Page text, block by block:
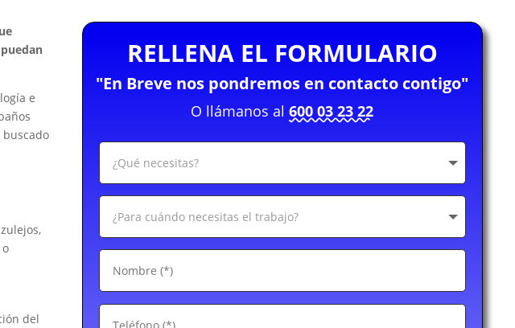
e
del
RELLENA EL FORMULARIO
"En Breve nos pondremos en contacto contigo"
O llámanos al600 03 23 22